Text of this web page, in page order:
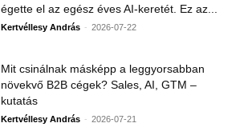
égette el az egész éves AI-keretét. Ez az...
Kertvéllesy András - 2026-07-22
Mit csinálnak másképp a leggyorsabban
növekvő B2B cégek? Sales, AI, GTM –
kutatás
Kertvéllesy András - 2026-07-21